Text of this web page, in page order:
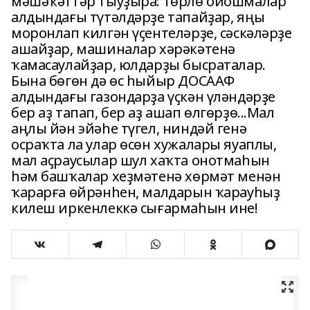
алдындағы түтәлдәрҙе тапайҙар, яңы
моронлап килгән үҫентеләрҙе, сәскәләрҙе
ашайҙар, машиналар хәрәкәтенә
ҡамасаулайҙар, юлдарҙы бысраталар.
Бына бөгөн дә өс һыйыр ДОСААФ
алдындағы газондарҙа үҫкән үләндәрҙе
бер аҙ тапап, бер аҙ ашап өлгөрҙө...Мал
аңлы йән эйәһе түгел, ниндәй генә
осраҡта ла улар өсөн хужалары яуаплы,
мал аҫраусылар шул хаҡта онотмаһын
һәм башҡалар хеҙмәтенә хөрмәт менән
ҡарарға өйрәнһен, малдарын ҡарауһыҙ
килеш иркенлеккә сығармаһын ине!